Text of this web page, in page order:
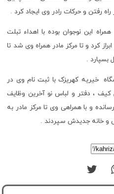
رفتن و حرکات رادر وی ایجاد کرد .
این نوجوان بوده با اهداء تبلت
کرد و تا مرکز مادر همراه وی شد تا
بسپارد .
خیریه کهریزک با ثبت نام وی در
، دفتر و لباس نو آخرین وظایف
و با همراهی وی تا مرکز مادر به
و خانه جدیدش سپردند .